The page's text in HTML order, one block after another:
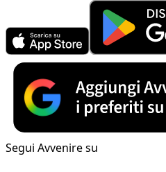
Segui Avvenire su